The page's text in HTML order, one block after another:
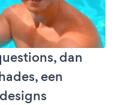
dan
een